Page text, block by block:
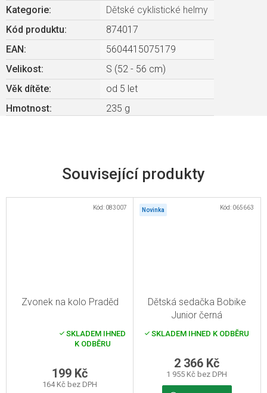
Související produkty
Zvonek na kolo Praděd
SKLADEM IHNED
K ODBĚRU
164 Kč bez DPH
199 Kč
Kód: 083007 Novinka
Dětská sedačka Bobike
Junior černá
SKLADEM IHNED K ODBĚRU
1 955 Kč bez DPH
2 366 Kč
Kód: 065663
Kategorie:
Dětské cyklistické helmy
Kód produktu:
874017
EAN:
5604415075179
Velikost:
S (52 - 56 cm)
Věk dítěte:
od 5 let
Hmotnost: 235 g